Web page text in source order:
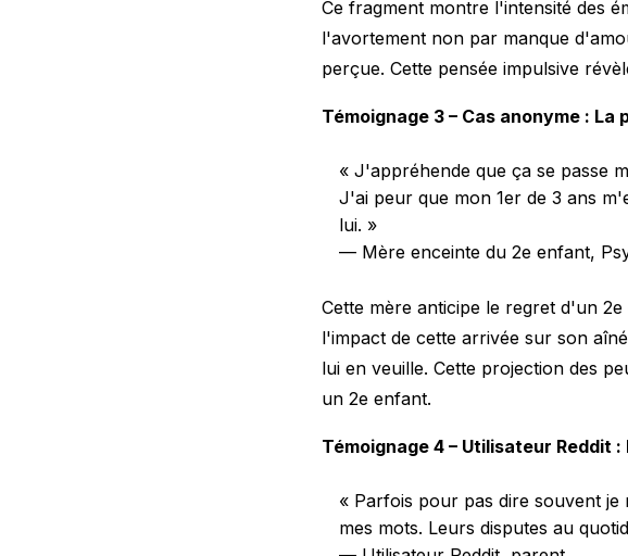
Ce fragment montre l'intensité des
l'avortement non par manque
perçue. Cette pensée impulsive
Témoignage 3 – Cas anonyme :
« J'appréhende que ça se passe
J'ai peur que mon 1er de 3 ans
lui. »
— Mère enceinte du 2e enfant,
Cette mère anticipe le regret d'un
l'impact de cette arrivée sur son
lui en veuille. Cette projection des
un 2e enfant.
Témoignage 4 – Utilisateur Reddit
« Parfois pour pas dire souvent
mes mots. Leurs disputes au